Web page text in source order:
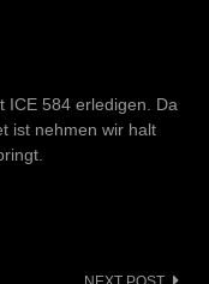
ICE 584 erledigen. Da
ist nehmen wir halt